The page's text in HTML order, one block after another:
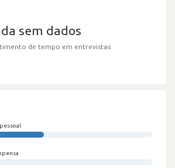
sem dados
de tempo em entrevistas